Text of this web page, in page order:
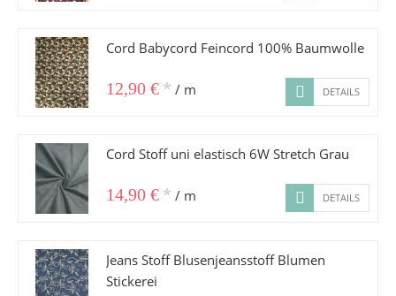
Cord Babycord Feincord 100% Baumwolle
12,90 € * / m DETAILS
Cord Stoff uni elastisch 6W Stretch Grau
14,90 € * / m DETAILS
Jeans Stoff Blusenjeansstoff Blumen
Stickerei